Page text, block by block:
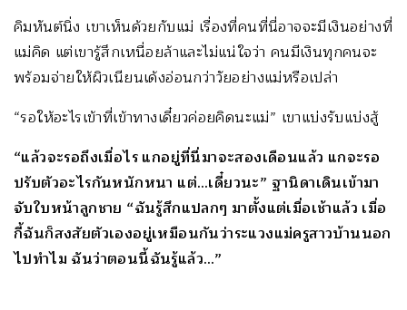
คิมหันต์นิ่ง เขาเห็นด้วยกับแม่ เรื่องที่คนที่นี่อาจจะมีเงินอย่างที่
แม่คิด แต่เขารู้สึกเหนื่อยล้าและไม่แน่ใจว่า คนมีเงินทุกคนจะ
พร้อมจ่ายให้ผิวเนียนเด้งอ่อนกว่าวัยอย่างแม่หรือเปล่า
“รอให้อะไรเข้าที่เข้าทางเดี๋ยวค่อยคิดนะแม่” เขาแบ่งรับแบ่งสู้
“แล้วจะรอถึงเมื่อไร แกอยู่ที่นี่มาจะสองเดือนแล้ว แกจะรอ
ปรับตัวอะไรกันหนักหนา แต่…เดี๋ยวนะ” ฐานิดาเดินเข้ามา
จับใบหน้าลูกชาย “ฉันรู้สึกแปลกๆ มาตั้งแต่เมื่อเช้าแล้ว เมื่อ
กี้ฉันก็สงสัยตัวเองอยู่เหมือนกันว่าระแวงแม่ครูสาวบ้านนอก
ไปทำไม ฉันว่าตอนนี้ฉันรู้แล้ว…”